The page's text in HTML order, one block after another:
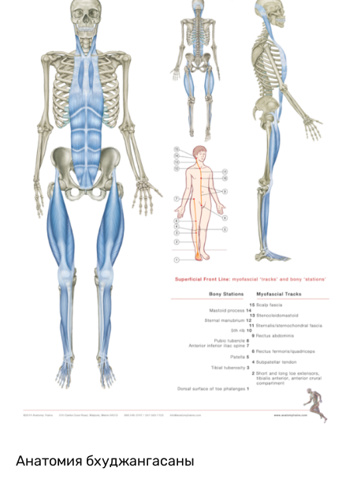
Анатомия бхуджангасаны